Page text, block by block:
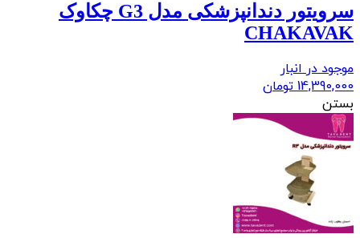
سرویتور دندانپزشکی مدل G3 چکاوک
CHAKAVAK
موجود در انبار
14,390,000 تومان
بستن